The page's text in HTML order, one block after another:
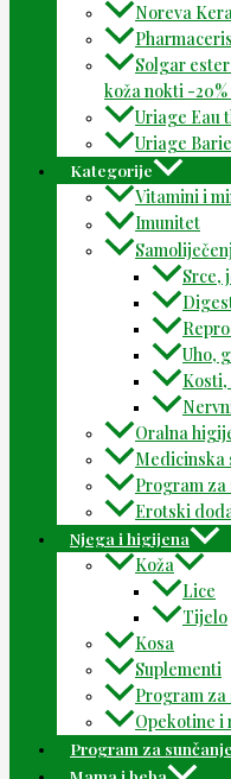
Noreva
Solgar
koža nokti -20%
Uriage Eau
Uriage
Kategorije
Vitamini i
Imunitet
Srce,
Uho,
Oralna
Medicinska
Program za
Erotski
Njega i higijena
Koža
Lice
Tijelo
Kosa
Suplementi
Program za
Opekotine i
Program za sunčanje